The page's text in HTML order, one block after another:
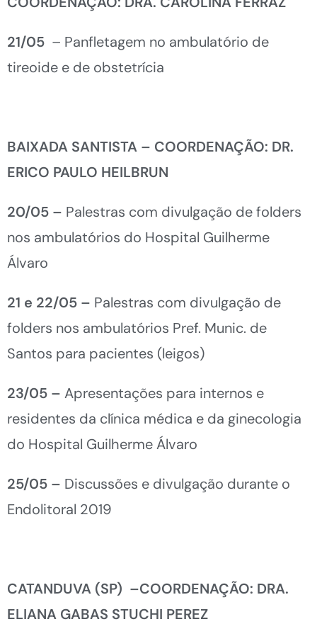
21/05 – Panfletagem no ambulatório de
tireoide e de obstetrícia
BAIXADA SANTISTA – COORDENAÇÃO: DR.
ERICO PAULO HEILBRUN
20/05 – Palestras com divulgação de folders
nos ambulatórios do Hospital Guilherme
Álvaro
21 e 22/05 – Palestras com divulgação de
folders nos ambulatórios Pref. Munic. de
Santos para pacientes (leigos)
23/05 – Apresentações para internos e
residentes da clínica médica e da ginecologia
do Hospital Guilherme Álvaro
25/05 – Discussões e divulgação durante o
Endolitoral 2019
CATANDUVA (SP) –COORDENAÇÃO: DRA.
ELIANA GABAS STUCHI PEREZ